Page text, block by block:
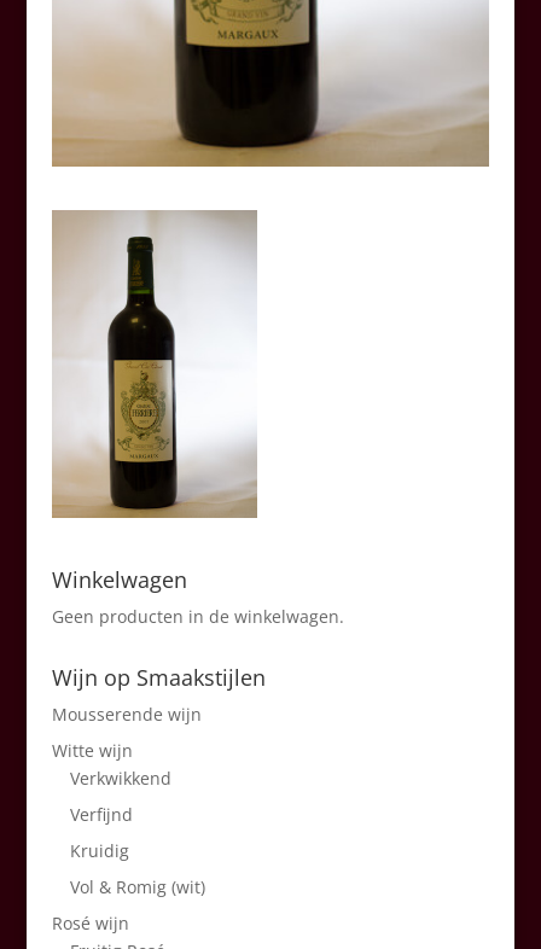
Winkelwagen
Geen producten in de winkelwagen.
Wijn op Smaakstijlen
Mousserende wijn
Witte wijn
Verkwikkend
Verfijnd
Kruidig
Vol & Romig (wit)
Rosé wijn